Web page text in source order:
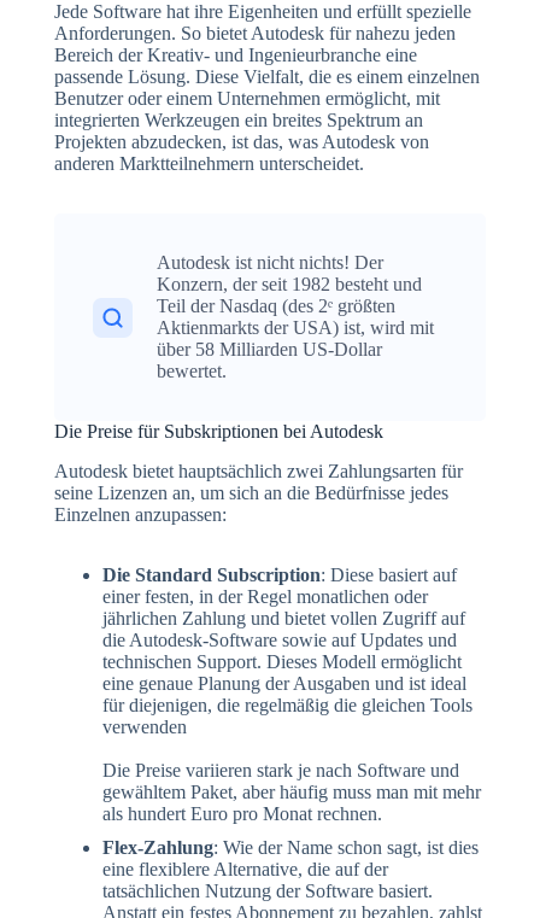
Jede Software hat ihre Eigenheiten und erfüllt spezielle
Anforderungen. So bietet Autodesk für nahezu jeden
Bereich der Kreativ- und Ingenieurbranche eine
passende Lösung. Diese Vielfalt, die es einem einzelnen
Benutzer oder einem Unternehmen ermöglicht, mit
integrierten Werkzeugen ein breites Spektrum an
Projekten abzudecken, ist das, was Autodesk von
anderen Marktteilnehmern unterscheidet.
Autodesk ist nicht nichts! Der
Konzern, der seit 1982 besteht und
Teil der Nasdaq (des 2ᵉ größten
Aktienmarkts der USA) ist, wird mit
über 58 Milliarden US-Dollar
bewertet.
Die Preise für Subskriptionen bei Autodesk
Autodesk bietet hauptsächlich zwei Zahlungsarten für
seine Lizenzen an, um sich an die Bedürfnisse jedes
Einzelnen anzupassen:
Die Standard Subscription: Diese basiert auf
einer festen, in der Regel monatlichen oder
jährlichen Zahlung und bietet vollen Zugriff auf
die Autodesk-Software sowie auf Updates und
technischen Support. Dieses Modell ermöglicht
eine genaue Planung der Ausgaben und ist ideal
für diejenigen, die regelmäßig die gleichen Tools
verwenden
Die Preise variieren stark je nach Software und
gewähltem Paket, aber häufig muss man mit mehr
als hundert Euro pro Monat rechnen.
Flex-Zahlung: Wie der Name schon sagt, ist dies
eine flexiblere Alternative, die auf der
tatsächlichen Nutzung der Software basiert.
Anstatt ein festes Abonnement zu bezahlen, zahlst